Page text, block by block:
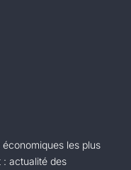
les plus
: actualité des